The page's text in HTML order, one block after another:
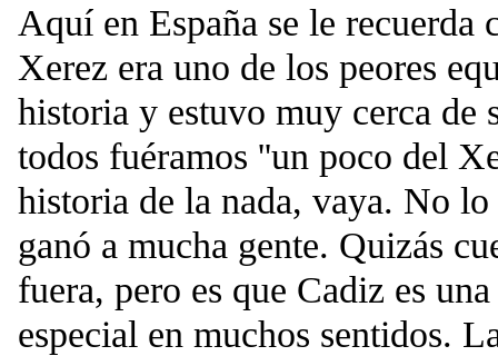
Aquí en España se le
Xerez era uno de los peores
historia y estuvo muy cerca de
todos fuéramos ''un poco del
historia de la nada, vaya. No
ganó a mucha gente. Quizás
fuera, pero es que Cadiz es
especial en muchos sentidos.